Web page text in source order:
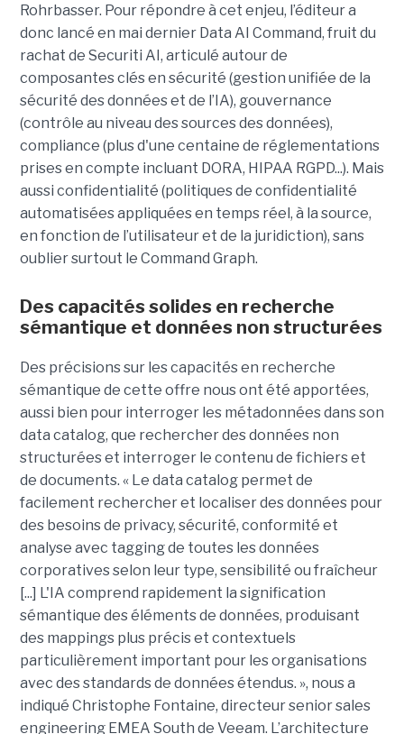
Rohrbasser. Pour répondre à cet enjeu, l’éditeur a
donc lancé en mai dernier Data AI Command, fruit du
rachat de Securiti AI, articulé autour de
composantes clés en sécurité (gestion unifiée de la
sécurité des données et de l’IA), gouvernance
(contrôle au niveau des sources des données),
compliance (plus d'une centaine de réglementations
prises en compte incluant DORA, HIPAA RGPD...). Mais
aussi confidentialité (politiques de confidentialité
automatisées appliquées en temps réel, à la source,
en fonction de l’utilisateur et de la juridiction), sans
oublier surtout le Command Graph.
Des capacités solides en recherche
sémantique et données non structurées
Des précisions sur les capacités en recherche
sémantique de cette offre nous ont été apportées,
aussi bien pour interroger les métadonnées dans son
data catalog, que rechercher des données non
structurées et interroger le contenu de fichiers et
de documents. « Le data catalog permet de
facilement rechercher et localiser des données pour
des besoins de privacy, sécurité, conformité et
analyse avec tagging de toutes les données
corporatives selon leur type, sensibilité ou fraîcheur
[...] L'IA comprend rapidement la signification
sémantique des éléments de données, produisant
des mappings plus précis et contextuels
particulièrement important pour les organisations
avec des standards de données étendus. », nous a
indiqué Christophe Fontaine, directeur senior sales
engineering EMEA South de Veeam. L’architecture